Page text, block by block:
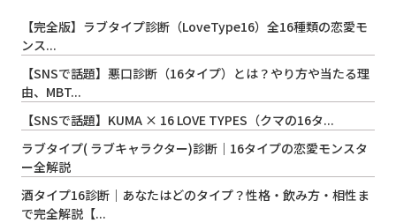
【完全版】ラブタイプ診断（LoveType16）全16種類の恋愛モ
ンス...
【SNSで話題】悪口診断（16タイプ）とは？やり方や当たる理
由、MBT...
【SNSで話題】KUMA × 16 LOVE TYPES（クマの16タ...
ラブタイプ( ラブキャラクター)診断｜16タイプの恋愛モンスタ
ー全解説
酒タイプ16診断｜あなたはどのタイプ？性格・飲み方・相性ま
で完全解説【...